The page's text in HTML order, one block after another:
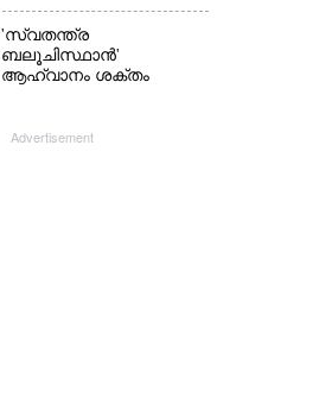
പരാതിയുമായി യുവതി
'സ്വതന്ത്ര
ബലൂചിസ്ഥാൻ'
ആഹ്വാനം ശക്തം
Advertisement